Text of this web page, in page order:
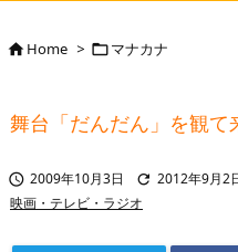
Home > マナカナ
舞台「だんだん」を観て
 2009年10月3日  2012年9月2
映画・テレビ・ラジオ